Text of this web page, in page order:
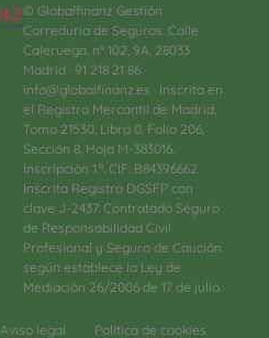
© Globalfinanz Gestión
Correduría de Seguros. Calle
Caleruega, nº 102, 9A, 28033
Madrid · 91 218 21 86 ·
info@globalfinanz.es · Inscrita en
el Registro Mercantil de Madrid,
Tomo 21530, Libro 0, Folio 206,
Sección 8, Hoja M-383016.
Inscripción 1.ª. CIF. B84396662.
Inscrita Registro DGSFP con
clave J-2437. Contratado Seguro
de Responsabilidad Civil
Profesional y Seguro de Caución
según establece la Ley de
Mediación 26/2006 de 17 de julio.
Aviso legal Política de cookies